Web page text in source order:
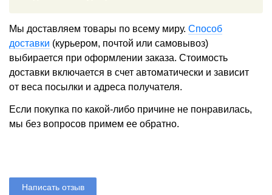
Мы доставляем товары по всему миру. Способ
доставки (курьером, почтой или самовывоз)
выбирается при оформлении заказа. Стоимость
доставки включается в счет автоматически и зависит
от веса посылки и адреса получателя.
Если покупка по какой-либо причине не понравилась,
мы без вопросов примем ее обратно.
Написать отзыв